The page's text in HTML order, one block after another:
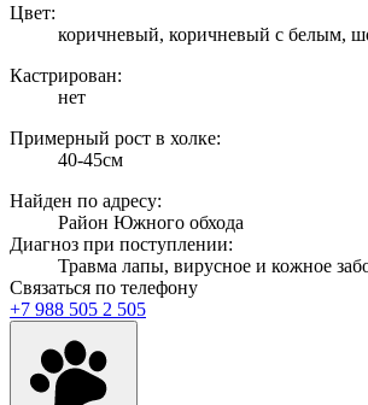
Цвет:
коричневый, коричневый с белым,
Кастрирован:
нет
Примерный рост в холке:
40-45см
Найден по адресу:
Район Южного обхода
Диагноз при поступлении:
Травма лапы, вирусное и кожное
Связаться по телефону
+7 988 505 2 505